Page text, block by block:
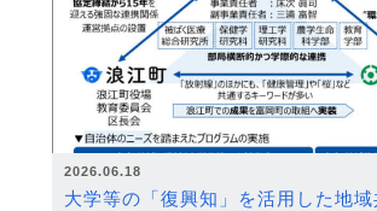
2026.06.18
大学等の「復興知」を活用した地